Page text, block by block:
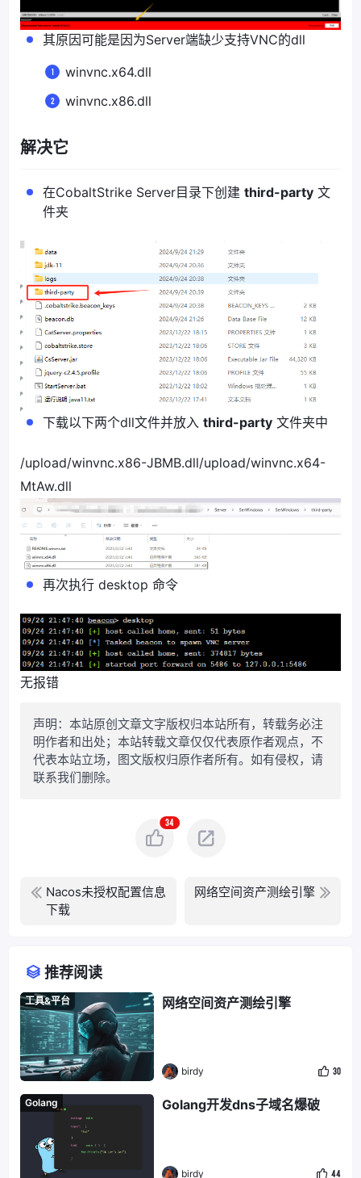
其原因可能是因为Server端缺少支持VNC的dll
winvnc.x64.dll
winvnc.x86.dll
解决它
在CobaltStrike Server目录下创建 third-party 文
件夹
下载以下两个dll文件并放入 third-party 文件夹中
/upload/winvnc.x86-JBMB.dll/upload/winvnc.x64-
MtAw.dll
再次执行 desktop 命令
无报错
声明：本站原创文章文字版权归本站所有，转载务必注
明作者和出处；本站转载文章仅仅代表原作者观点，不
代表本站立场，图文版权归原作者所有。如有侵权，请
联系我们删除。
34
Nacos未授权配置信息
下载
网络空间资产测绘引擎
推荐阅读
工具&平台 网络空间资产测绘引擎
birdy 30
Golang Golang开发dns子域名爆破
birdy 44